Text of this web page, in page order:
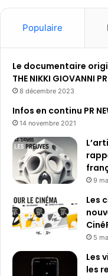
Populaire
Le documentaire
THE NIKKI GIOVANNI
8 décembre 2023
Infos en continu PR
14 novembre 2021
9
Les
5
Les
les